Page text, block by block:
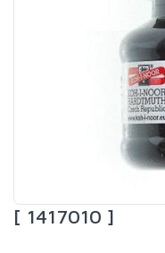
[ 1417010 ]